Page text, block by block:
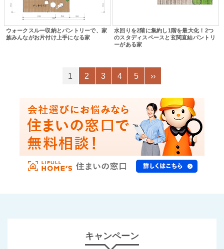
ウォークスルー収納とパントリーで、家
族みんながお片付け上手になる家
水回りを2階に集約し1階を最大化！2つ
のスタディスペースと玄関直結パントリ
ーがある家
1 2 3 4 5 ››
キャンペーン